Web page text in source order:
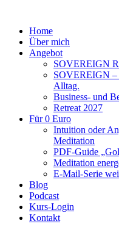
Home
Über mich
Angebot
SOVEREIGN
SOVEREIGN
Alltag.
Business- und
Retreat 2027
Für 0 Euro
Intuition oder
Meditation
PDF-Guide
Meditation
E-Mail-Serie
Blog
Podcast
Kurs-Login
Kontakt